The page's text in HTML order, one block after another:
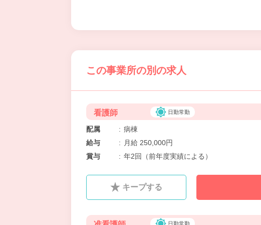
この事業所の別の求人
看護師 日勤常勤
配属 : 病棟
給与
:
月給 250,000円
賞与
: 年2回（前年度実績による）
キープする
日勤常勤